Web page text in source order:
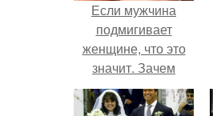
Если мужчина
подмигивает
женщине, что это
значит. Зачем
мужчина мне
подмигнул?